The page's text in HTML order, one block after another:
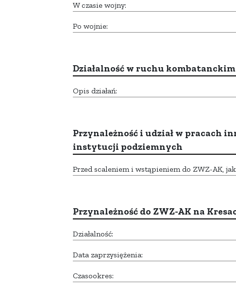
W czasie wojny:
Po wojnie:
Działalność w ruchu kombatanckim
Opis działań:
Przynależność i udział w pracach
instytucji podziemnych
Przed scaleniem i wstąpieniem do ZWZ-AK,
Przynależność do ZWZ-AK na
Działalność:
Data zaprzysiężenia:
Czasookres: